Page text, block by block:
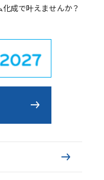
成で叶えませんか？